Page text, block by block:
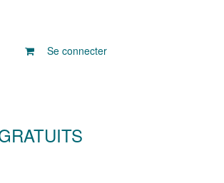
Se connecter